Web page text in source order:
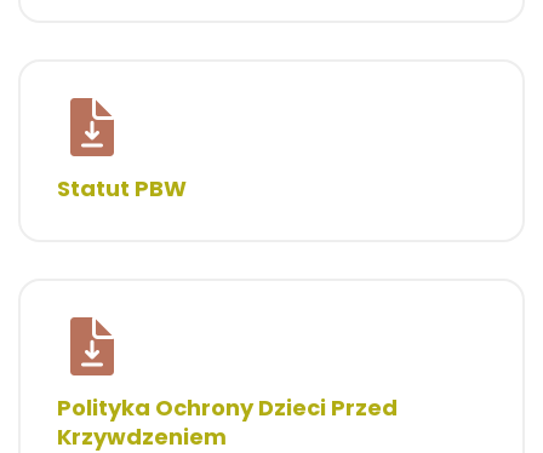
Statut PBW
Polityka Ochrony Dzieci Przed
Krzywdzeniem